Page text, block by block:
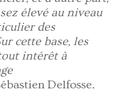
élevé au niveau
des
cette base, les
intérêt à
Delfosse.